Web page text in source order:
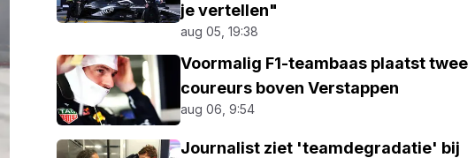
je vertellen"
aug 05, 19:38
Voormalig F1-teambaas plaatst twee
coureurs boven Verstappen
aug 06, 9:54
Journalist ziet 'teamdegradatie' bij